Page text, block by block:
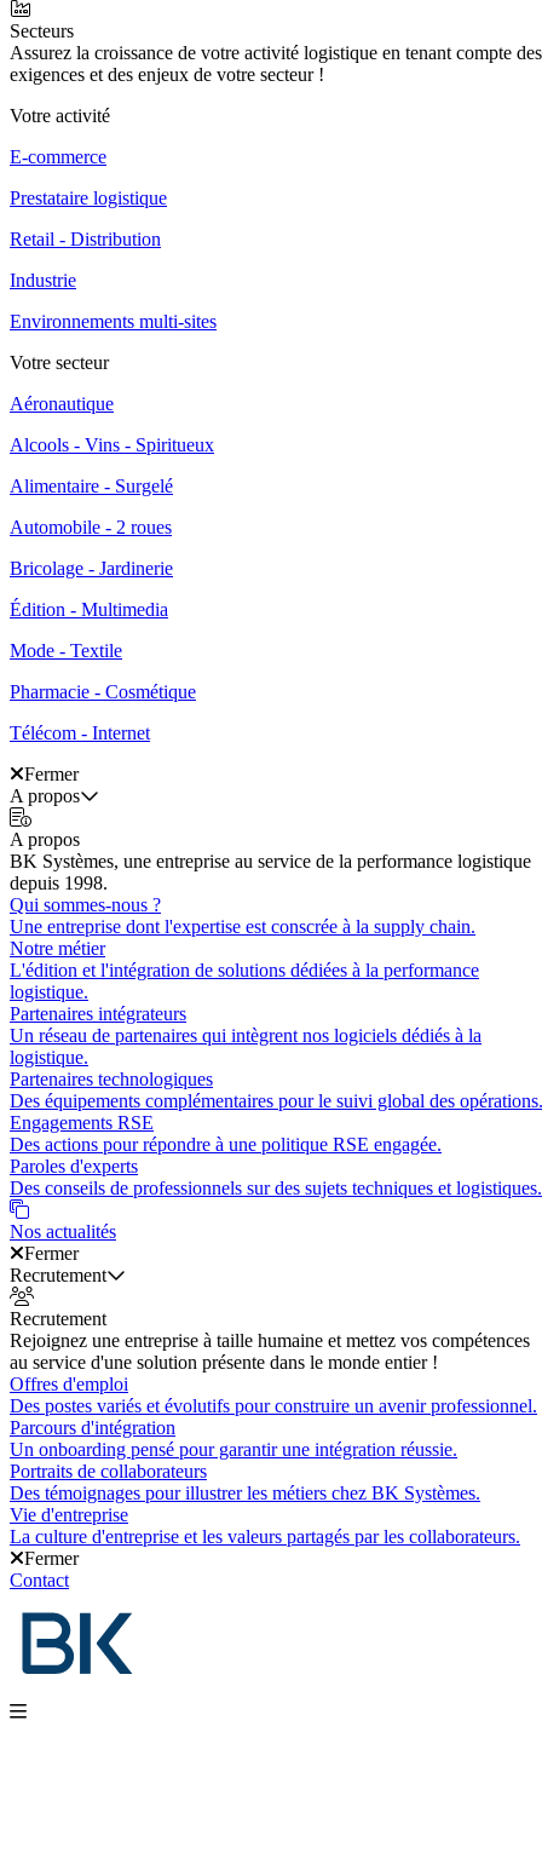
Secteurs
Assurez la croissance de votre activité logistique en tenant compte des
exigences et des enjeux de votre secteur !
Votre activité
E-commerce
Prestataire logistique
Retail - Distribution
Industrie
Environnements multi-sites
Votre secteur
Aéronautique
Alcools - Vins - Spiritueux
Alimentaire - Surgelé
Automobile - 2 roues
Bricolage - Jardinerie
Édition - Multimedia
Mode - Textile
Pharmacie - Cosmétique
Télécom - Internet
Fermer
A propos
A propos
BK Systèmes, une entreprise au service de la performance logistique
depuis 1998.
Qui sommes-nous ?
Une entreprise dont l'expertise est conscrée à la supply chain.
Notre métier
L'édition et l'intégration de solutions dédiées à la performance
logistique.
Partenaires intégrateurs
Un réseau de partenaires qui intègrent nos logiciels dédiés à la
logistique.
Partenaires technologiques
Des équipements complémentaires pour le suivi global des opérations.
Engagements RSE
Des actions pour répondre à une politique RSE engagée.
Paroles d'experts
Des conseils de professionnels sur des sujets techniques et logistiques.
Nos actualités
Fermer
Recrutement
Recrutement
Rejoignez une entreprise à taille humaine et mettez vos compétences
au service d'une solution présente dans le monde entier !
Offres d'emploi
Des postes variés et évolutifs pour construire un avenir professionnel.
Parcours d'intégration
Un onboarding pensé pour garantir une intégration réussie.
Portraits de collaborateurs
Des témoignages pour illustrer les métiers chez BK Systèmes.
Vie d'entreprise
La culture d'entreprise et les valeurs partagés par les collaborateurs.
Fermer
Contact